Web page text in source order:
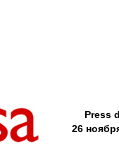
Press
26